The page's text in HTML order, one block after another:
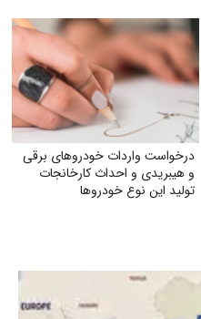
درخواست واردات خودروهای برقی
و هیبریدی و احداث کارخانجات
تولید این نوع خودروها